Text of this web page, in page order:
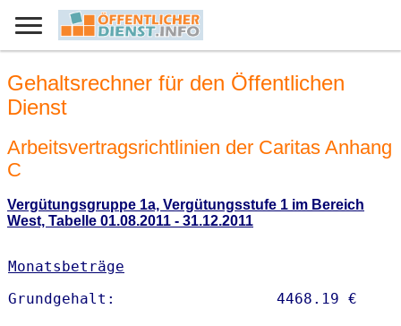
Gehaltsrechner für den Öffentlichen
Dienst
Arbeitsvertragsrichtlinien der Caritas Anhang
C
Vergütungsgruppe 1a, Vergütungsstufe 1 im Bereich
West, Tabelle 01.08.2011 - 31.12.2011
Monatsbeträge